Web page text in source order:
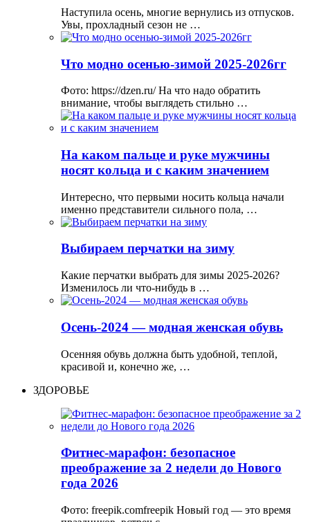
Наступила осень, многие вернулись из отпусков.
Увы, прохладный сезон не …
Что модно осенью-зимой 2025-2026гг
Фото: https://dzen.ru/ На что надо обратить
внимание, чтобы выглядеть стильно …
На каком пальце и руке мужчины
носят кольца и с каким значением
Интересно, что первыми носить кольца начали
именно представители сильного пола, …
Выбираем перчатки на зиму
Какие перчатки выбрать для зимы 2025-2026?
Изменилось ли что-нибудь в …
Осень-2024 — модная женская обувь
Осенняя обувь должна быть удобной, теплой,
красивой и, конечно же, …
ЗДОРОВЬЕ
Фитнес-марафон: безопасное
преображение за 2 недели до Нового
года 2026
Фото: freepik.comfreepik Новый год — это время